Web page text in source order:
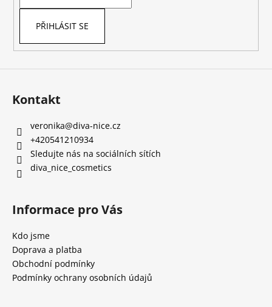
PŘIHLÁSIT SE
Kontakt
veronika@diva-nice.cz
+420541210934
Sledujte nás na sociálních sítích
diva_nice_cosmetics
Informace pro Vás
Kdo jsme
Doprava a platba
Obchodní podmínky
Podmínky ochrany osobních údajů